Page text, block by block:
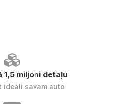
1,5 miljoni detaļu
ideāli savam auto